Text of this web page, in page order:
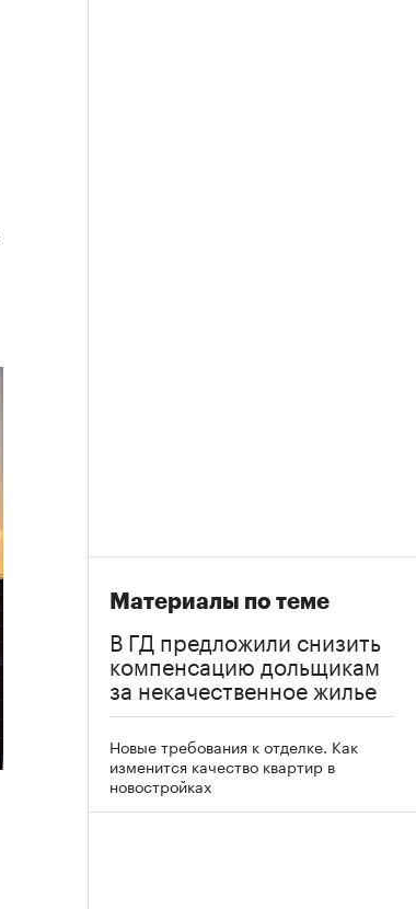
Материалы по теме
В ГД предложили снизить
компенсацию дольщикам
за некачественное жилье
Новые требования к отделке. Как
изменится качество квартир в
новостройках